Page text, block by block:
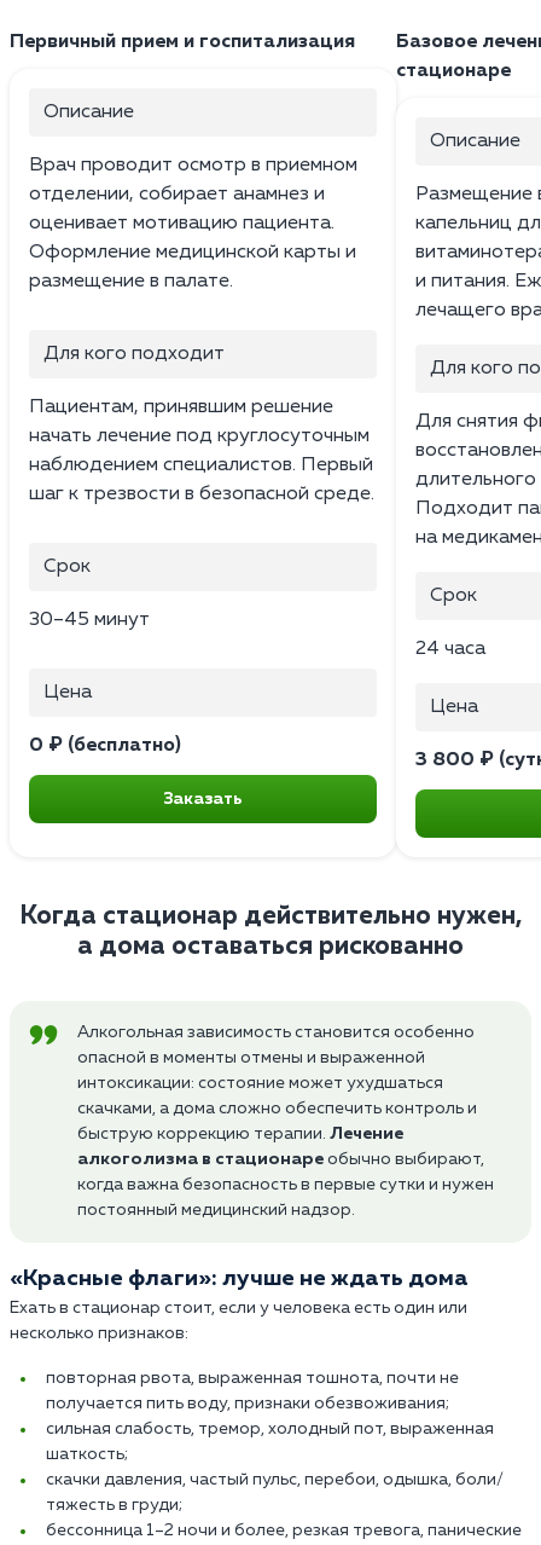
Первичный прием и госпитализация
Описание
Врач проводит осмотр в приемном
отделении, собирает анамнез и
оценивает мотивацию пациента.
Оформление медицинской карты и
размещение в палате.
Для кого подходит
Пациентам, принявшим решение
начать лечение под круглосуточным
наблюдением специалистов. Первый
шаг к трезвости в безопасной среде.
Срок
30–45 минут
Цена
0 ₽ (бесплатно)
Заказать
Базовое
стационаре
Описание
Размещение
капельниц
и питания.
лечащего
Для кого
Для снятия
Подходит
на
Срок
24 часа
Цена
3 800 ₽
Когда стационар действительно нужен,
а дома оставаться рискованно
Алкогольная зависимость становится особенно
опасной в моменты отмены и выраженной
интоксикации: состояние может ухудшаться
скачками, а дома сложно обеспечить контроль и
быструю коррекцию терапии. Лечение
алкоголизма в стационаре обычно выбирают,
когда важна безопасность в первые сутки и нужен
постоянный медицинский надзор.
«Красные флаги»: лучше не ждать дома
Ехать в стационар стоит, если у человека есть один или
несколько признаков:
повторная рвота, выраженная тошнота, почти не
получается пить воду, признаки обезвоживания;
сильная слабость, тремор, холодный пот, выраженная
шаткость;
скачки давления, частый пульс, перебои, одышка, боли/
тяжесть в груди;
бессонница 1–2 ночи и более, резкая тревога, панические